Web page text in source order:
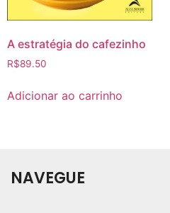
A estratégia do cafezinho
R$89.50
Adicionar ao carrinho
NAVEGUE